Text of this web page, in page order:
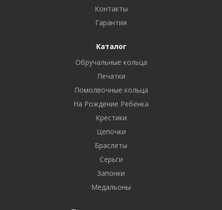
Контакты
Гарантия
Каталог
Обручальные кольца
Печатки
Помолвочные кольца
На Рождение Ребенка
Крестики
Цепочки
Браслеты
Серьги
Запонки
Медальоны